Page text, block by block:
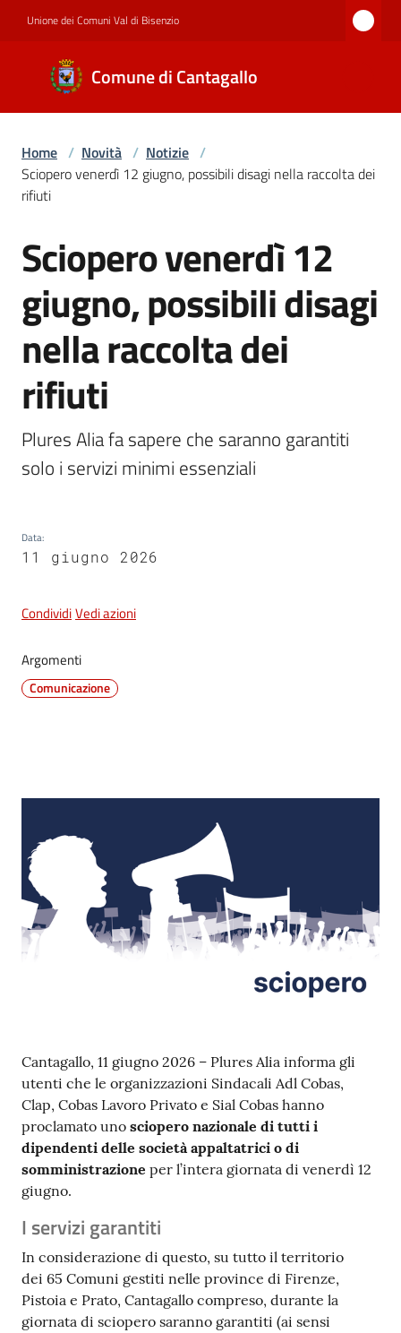
Unione dei Comuni Val di Bisenzio
Comune di Cantagallo
Comune di
Cantagallo
Amministrazione
Servizi
Documenti
Argomenti
su
Home / Novità / Notizie /
Sciopero venerdì 12 giugno, possibili disagi nella raccolta dei
rifiuti
Salta al contenuto
Sciopero venerdì 12
giugno, possibili disagi
nella raccolta dei
rifiuti
Plures Alia fa sapere che saranno garantiti
solo i servizi minimi essenziali
Data:
11 giugno 2026
CondividiVedi azioni
Argomenti
Comunicazione
Contenuto
Cantagallo, 11 giugno 2026 – Plures Alia informa gli
utenti che le organizzazioni Sindacali Adl Cobas,
Clap, Cobas Lavoro Privato e Sial Cobas hanno
proclamato uno sciopero nazionale di tutti i
dipendenti delle società appaltatrici o di
somministrazione per l’intera giornata di venerdì 12
giugno.
I servizi garantiti
In considerazione di questo, su tutto il territorio
dei 65 Comuni gestiti nelle province di Firenze,
Pistoia e Prato, Cantagallo compreso, durante la
giornata di sciopero saranno garantiti (ai sensi